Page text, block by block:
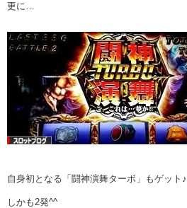
更に…
自身初となる「闘神演舞ターボ」もゲット♪
しかも2発^^